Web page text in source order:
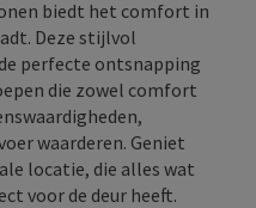
biedt het comfort in
Deze stijlvol
perfecte ontsnapping
die zowel comfort
waarderen. Geniet
locatie, die alles wat
voor de deur heeft.